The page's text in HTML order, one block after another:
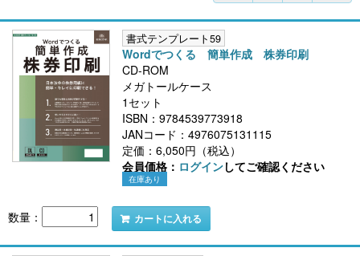
書式テンプレート59
Wordでつくる 簡単作成 株券印刷
CD-ROM
メガトールケース
1セット
ISBN：9784539773918
JANコード：4976075131115
定価：6,050円（税込）
会員価格： ログインしてご確認ください
在庫あり
数量： カートに入れる